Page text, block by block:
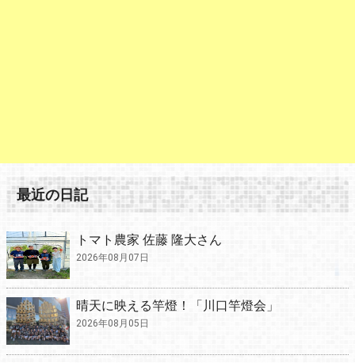
最近の日記
トマト農家 佐藤 隆大さん
2026年08月07日
晴天に映える竿燈！「川口竿燈会」
2026年08月05日